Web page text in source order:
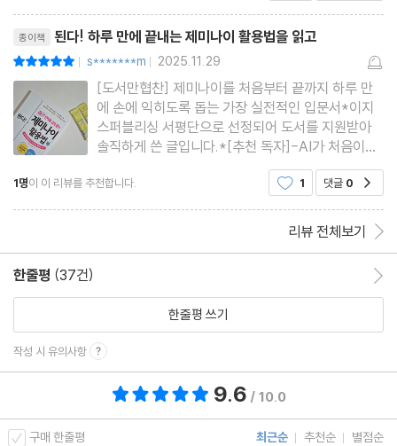
__언론에 내보낼 보도자료 작성하기
__마케팅 분석 기법 적용하기 ? SWOT 분석
03-3 설문 조사 양식 만들고 분석까지 10분 완성!
__고객의 마음을 끄집어 낼 설문 항목 준비하기
__하면 된다!} 구글 앱스 스크립트로 설문지 자동 생성하기
__설문 결과 분석해서 보고서 작성하기
__하면 된다!} 설문 데이터를 텍스트 형태로 바꾸기
__프레젠테이션 슬라이드 자료 준비하기
03-4 실무에서 쓰는 4가지 보고서, 제미나이로 초안 잡기
__필요한 데이터 수집부터 시작하자! ? 시장 동향 보고서
__다양한 사례를 종합한 리스크 분석 보고서
__핵심만 담은 개조식 요약 보고서
__의사결정 과정을 정리한 회의 결과 보고서
__하면 된다!} ‘작문 에디터’ 젬으로 보고서 작성하기
[AI 활용 능력 점검 03] 새롭게 출시하는 제품 기획하고 홍보하기
종이책 된다! 하루 만에 끝내는 제미나이 활용법을 읽고
| s*******m | 2025.11.29
[도서만협찬] 제미나이를 처음부터 끝까지 하루 만
에 손에 익히도록 돕는 가장 실전적인 입문서*이지
스퍼블리싱 서평단으로 선정되어 도서를 지원받아
솔직하게 쓴 글입니다.*[추천 독자]-AI가 처음이라
두려운데 아주 기초부터 쉽게 배우고 싶은 사람-챗
GPT만 쓰다가 제미나이는 어떻게 활용하는지 궁금
1명이 이 리뷰를 추천합니다. 1 댓글 0
리뷰 전체보기
한줄평 (37건)
한줄평 쓰기
작성 시 유의사항
9.6 / 10.0
구매 한줄평 최근순 추천순 별점순